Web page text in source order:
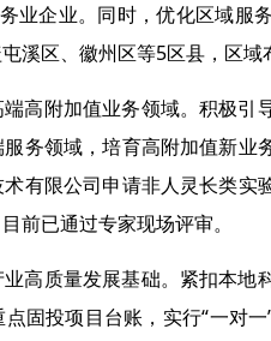
业企业。同时，优化区域服
溪区、徽州区等5区县，区域
高附加值业务领域。积极引
务领域，培育高附加值新业
有限公司申请非人灵长类实
前已通过专家现场评审。
高质量发展基础。紧扣本地
固投项目台账，实行“一对